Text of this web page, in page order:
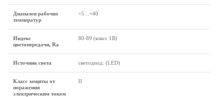
Диапазон рабочих
температур
+5…+40
Индекс
цветопередачи, Ra
80-89 (класс 1B)
Источник света светодиод. (LED)
Класс защиты от
поражения
электрическим током
II